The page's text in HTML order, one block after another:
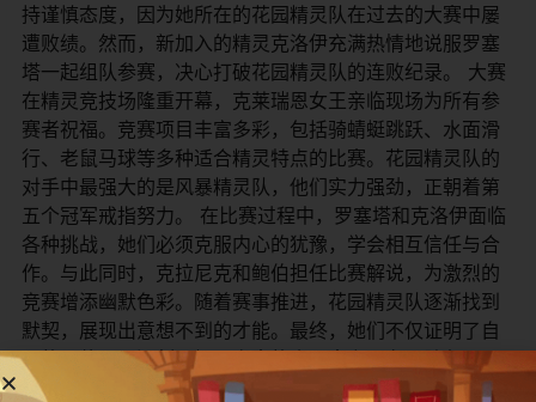
持谨慎态度，因为她所在的花园精灵队在过去的大赛中屡
遭败绩。然而，新加入的精灵克洛伊充满热情地说服罗塞
塔一起组队参赛，决心打破花园精灵队的连败纪录。 大赛
在精灵竞技场隆重开幕，克莱瑞恩女王亲临现场为所有参
赛者祝福。竞赛项目丰富多彩，包括骑蜻蜓跳跃、水面滑
行、老鼠马球等多种适合精灵特点的比赛。花园精灵队的
对手中最强大的是风暴精灵队，他们实力强劲，正朝着第
五个冠军戒指努力。 在比赛过程中，罗塞塔和克洛伊面临
各种挑战，她们必须克服内心的犹豫，学会相互信任与合
作。与此同时，克拉尼克和鲍伯担任比赛解说，为激烈的
竞赛增添幽默色彩。随着赛事推进，花园精灵队逐渐找到
默契，展现出意想不到的才能。最终，她们不仅证明了自
己的价值，更深刻理解了竞赛的真正意义不在于胜负，而
在于参与过程中的成长与友谊。 ​
​主要角色介绍：​